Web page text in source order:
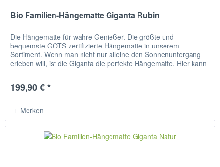
Bio Familien-Hängematte Giganta Rubin
Die Hängematte für wahre Genießer. Die größte und
bequemste GOTS zertifizierte Hängematte in unserem
Sortiment. Wenn man nicht nur alleine den Sonnenuntergang
erleben will, ist die Giganta die perfekte Hängematte. Hier kann
199,90 € *
Merken